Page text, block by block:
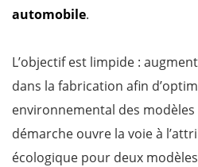
automobile.
L’objectif est limpide :
dans la fabrication afin
environnemental des
démarche ouvre la voie à
écologique pour deux modèles